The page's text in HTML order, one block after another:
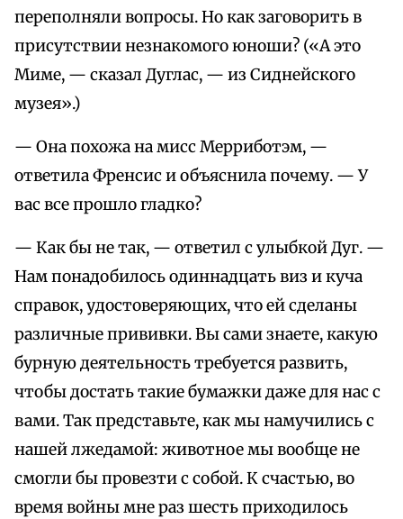
переполняли вопросы. Но как заговорить в
присутствии незнакомого юноши? («А это
Миме, — сказал Дуглас, — из Сиднейского
музея».)
— Она похожа на мисс Мерриботэм, —
ответила Френсис и объяснила почему. — У
вас все прошло гладко?
— Как бы не так, — ответил с улыбкой Дуг. —
Нам понадобилось одиннадцать виз и куча
справок, удостоверяющих, что ей сделаны
различные прививки. Вы сами знаете, какую
бурную деятельность требуется развить,
чтобы достать такие бумажки даже для нас с
вами. Так представьте, как мы намучились с
нашей лжедамой: животное мы вообще не
смогли бы провезти с собой. К счастью, во
время войны мне раз шесть приходилось